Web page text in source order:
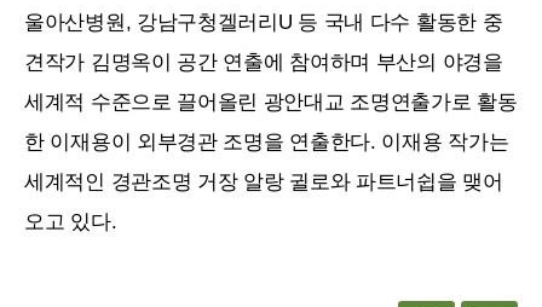
울아산병원, 강남구청겔러리U 등 국내 다수 활동한 중
견작가 김명옥이 공간 연출에 참여하며 부산의 야경을
세계적 수준으로 끌어올린 광안대교 조명연출가로 활동
한 이재용이 외부경관 조명을 연출한다. 이재용 작가는
세계적인 경관조명 거장 알랑 귈로와 파트너쉽을 맺어
오고 있다.